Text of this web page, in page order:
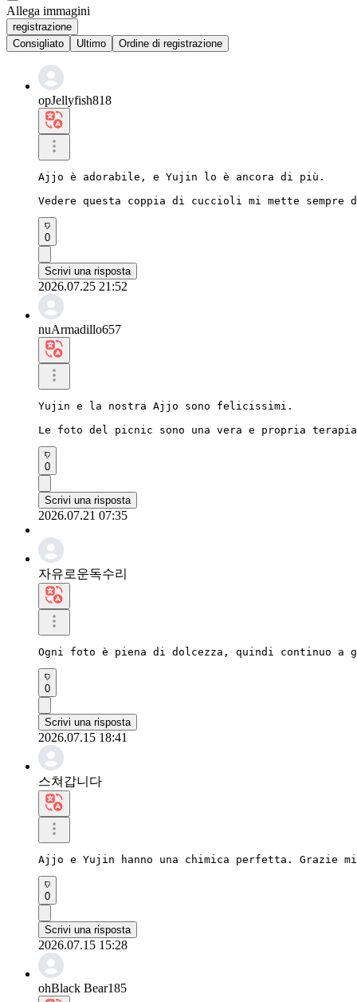
Allega immagini
registrazione
Consigliato
Ultimo Ordine di registrazione
opJellyfish818
Ajjo è adorabile, e Yujin lo è ancora di più.
Vedere questa coppia di cuccioli mi mette sempre
0
Scrivi una risposta
2026.07.25 21:52
nuArmadillo657
Yujin e la nostra Ajjo sono felicissimi.
Le foto del picnic sono una vera e propria
0
Scrivi una risposta
2026.07.21 07:35
자유로운독수리
Ogni foto è piena di dolcezza, quindi continuo
0
Scrivi una risposta
2026.07.15 18:41
스쳐갑니다
Ajjo e Yujin hanno una chimica perfetta. Grazie
0
Scrivi una risposta
2026.07.15 15:28
ohBlack Bear185